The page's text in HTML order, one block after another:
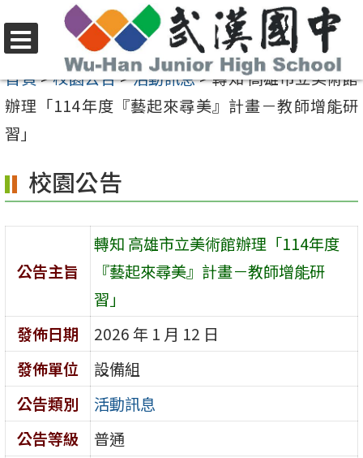
至
要
內
區
選
單
首頁>校園公告>活動訊息>轉知 高雄市立美術館
辦理「114年度『藝起來尋美』計畫－教師增能研
習」
校園公告
公告主旨
轉知 高雄市立美術館辦理「114年度
『藝起來尋美』計畫－教師增能研
習」
發佈日期
2026 年 1 月 12 日
發佈單位
設備組
公告類別
活動訊息
公告等級
普通